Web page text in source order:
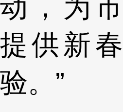
动，为
提供新
验。”